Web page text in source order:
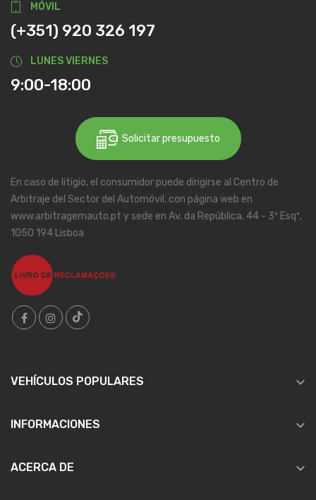
MÓVIL
(+351) 920 326 197
LUNES VIERNES
9:00-18:00
Solicitar presupuesto
En caso de litigio, el consumidor puede dirigirse al Centro de
Arbitraje del Sector del Automóvil, con página web en
www.arbitragemauto.pt y sede en Av. da República, 44 - 3º Esqº,
1050 194 Lisboa
VEHÍCULOS POPULARES 
INFORMACIONES 
ACERCA DE 